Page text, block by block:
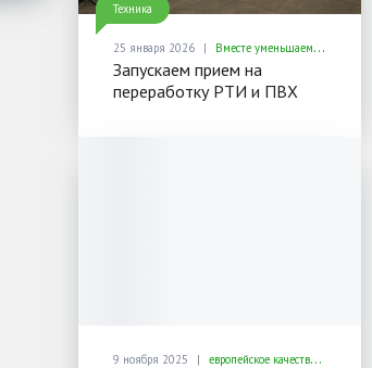
Техника
25 января 2026 Вместе уменьшаем отходы — увеличиваем ценность ресурсов
Запускаем прием на
переработку РТИ и ПВХ
9 ноября 2025 европейское качество для ремонта и монтажа резервуаров